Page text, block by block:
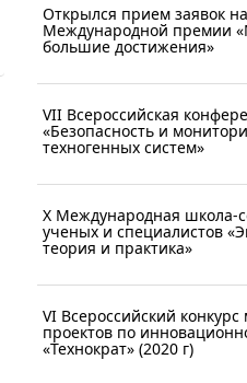
Открылся прием заявок
Международной премии
большие достижения»
VII Всероссийская
«Безопасность и
техногенных систем»
X Международная школа-
ученых и специалистов
теория и практика»
VI Всероссийский
проектов по
«Технократ» (2020 г)